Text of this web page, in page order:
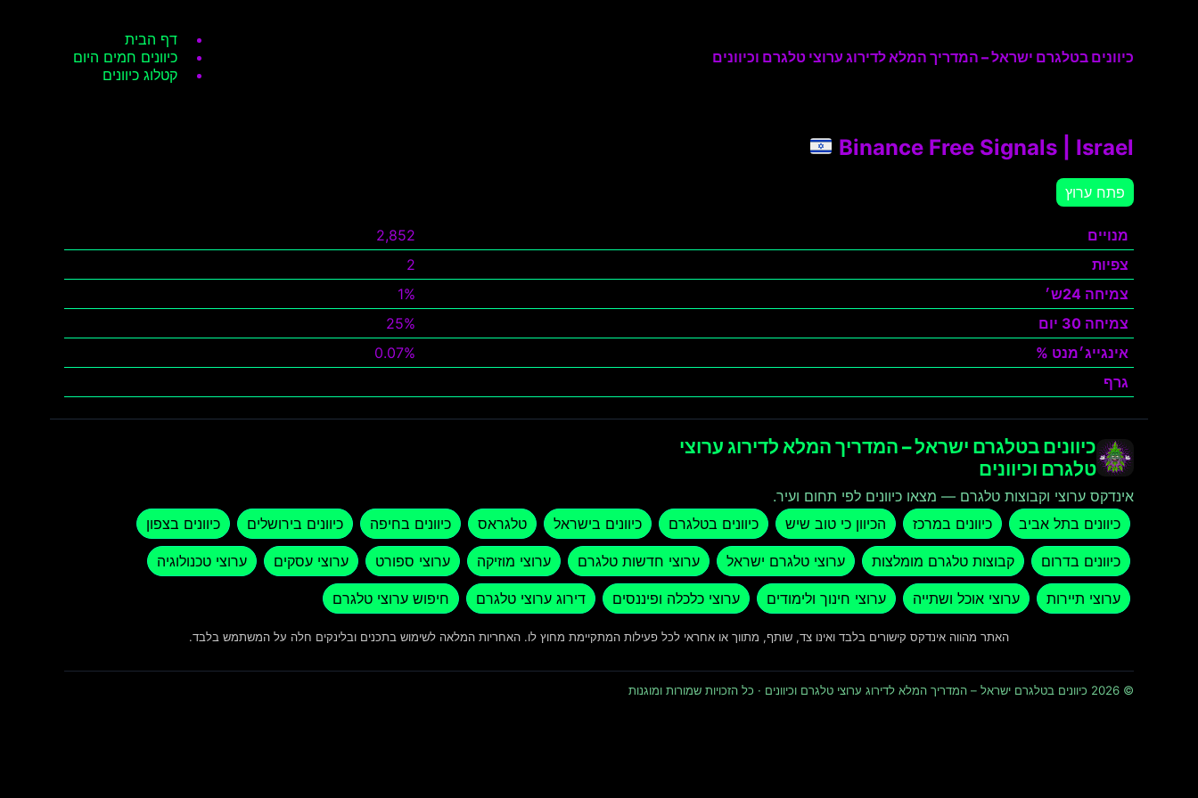
כיוונים בטלגרם ישראל – המדריך המלא לדירוג ערוצי טלגרם וכיוונים
דף הבית
כיוונים חמים היום
קטלוג כיוונים
Binance Free Signals | Israel
פתח ערוץ
מנויים
2,852
צפיות
2
צמיחה 24ש׳
1%
צמיחה 30 יום
25%
אינגייג׳מנט %
0.07%
גרף
כיוונים בטלגרם ישראל – המדריך המלא לדירוג ערוצי
טלגרם וכיוונים
אינדקס ערוצי וקבוצות טלגרם — מצאו כיוונים לפי תחום ועיר.
כיוונים בתל אביב
כיוונים במרכז הכיוון כי טוב שיש כיוונים בטלגרם כיוונים בישראל טלגראס כיוונים בחיפה כיוונים בירושלים כיוונים בצפון
כיוונים בדרום קבוצות טלגרם מומלצות ערוצי טלגרם ישראל ערוצי חדשות טלגרם ערוצי מוזיקה ערוצי ספורט ערוצי עסקים ערוצי טכנולוגיה
ערוצי תיירות ערוצי אוכל ושתייה ערוצי חינוך ולימודים ערוצי כלכלה ופיננסים דירוג ערוצי טלגרם חיפוש ערוצי טלגרם
האתר מהווה אינדקס קישורים בלבד ואינו צד, שותף, מתווך או אחראי לכל פעילות המתקיימת מחוץ לו. האחריות המלאה לשימוש בתכנים ובלינקים חלה על המשתמש בלבד.
© 2026 כיוונים בטלגרם ישראל – המדריך המלא לדירוג ערוצי טלגרם וכיוונים · כל הזכויות שמורות ומוגנות